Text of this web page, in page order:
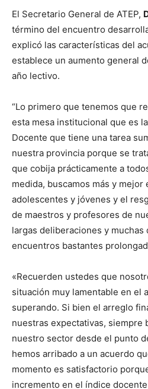
El Secretario General de ATEP,
término del encuentro
explicó las características del
establece un aumento general
año lectivo.
“Lo primero que tenemos que
esta mesa institucional que es
Docente que tiene una tarea
nuestra provincia porque se
que cobija prácticamente a
medida, buscamos más y mejor
adolescentes y jóvenes y el
de maestros y profesores de
largas deliberaciones y
encuentros bastantes
«Recuerden ustedes que
situación muy lamentable en el
superando. Si bien el arreglo
nuestras expectativas, siempre
nuestro sector desde el punto
hemos arribado a un acuerdo
momento es satisfactorio
incremento en el índice